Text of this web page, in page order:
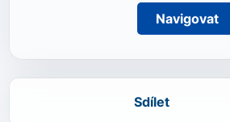
Navigovat
Sdílet